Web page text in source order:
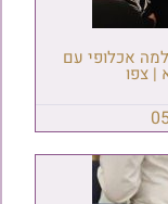
אכלופי עם
| צפו